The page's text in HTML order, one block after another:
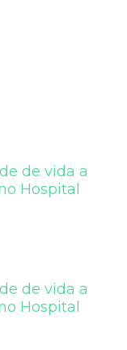
de vida a
Hospital
de vida a
Hospital